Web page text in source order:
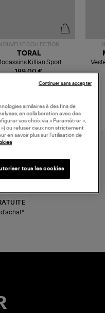
NOUVELLE COLLECTION
189,00 €
TORAL
Killian Sport
Mousse
d'achat*
similaires à des fins de
en collaboration avec des
vos choix via « Paramétrer »,
») ou refuser ceux non strictement
en savoir plus sur l’utilisation de
tous les cookies
Continuer sans accepter